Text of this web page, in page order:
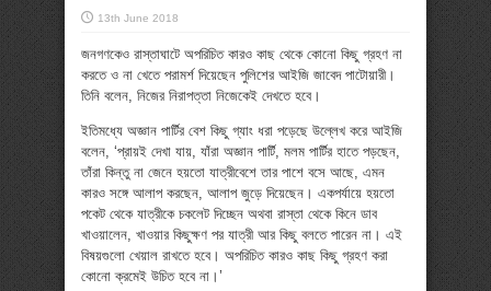
13th June 2018
জনগণকেও রাস্তাঘাটে অপরিচিত কারও কাছ থেকে কোনো কিছু গ্রহণ না
করতে ও না খেতে পরামর্শ দিয়েছেন পুলিশের আইজি জাবেদ পাটোয়ারী।
তিনি বলেন, নিজের নিরাপত্তা নিজেকেই দেখতে হবে।
ইতিমধ্যে অজ্ঞান পার্টির বেশ কিছু গ্যাং ধরা পড়েছে উল্লেখ করে আইজি
বলেন, ‘প্রায়ই দেখা যায়, যাঁরা অজ্ঞান পার্টি, মলম পার্টির হাতে পড়ছেন,
তাঁরা কিন্তু না জেনে হয়তো যাত্রীবেশে তার পাশে বসে আছে, এমন
কারও সঙ্গে আলাপ করছেন, আলাপ জুড়ে দিয়েছেন। একপর্যায়ে হয়তো
পকেট থেকে যাত্রীকে চকলেট দিচ্ছেন অথবা রাস্তা থেকে কিনে ডাব
খাওয়ালেন, খাওয়ার কিছুক্ষণ পর যাত্রী আর কিছু বলতে পারেন না। এই
বিষয়গুলো খেয়াল রাখতে হবে। অপরিচিত কারও কাছ কিছু গ্রহণ করা
কোনো ক্রমেই উচিত হবে না।’